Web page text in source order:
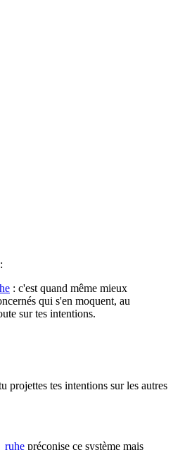
: c'est quand même mieux
qui s'en moquent, au
sur tes intentions.
projettes tes intentions sur les autres
préconise ce système mais